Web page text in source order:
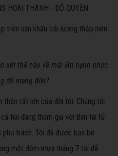
trên sân khấu cải lương thập niên
xét thế nào về mái ấm hạnh phúc
đã mang đến?
thần rất lớn của đời tôi. Chúng tôi
hai đang tham gia với Ban tài tử
phụ trách. Tôi đã được bạn bè
một đêm mưa tháng 7 tôi đã